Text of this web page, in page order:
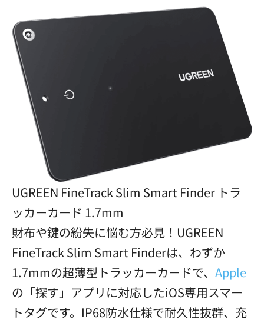
UGREEN FineTrack Slim Smart Finder トラ
ッカーカード 1.7mm
財布や鍵の紛失に悩む方必見！UGREEN
FineTrack Slim Smart Finderは、わずか
1.7mmの超薄型トラッカーカードで、 Apple
の「探す」アプリに対応したiOS専用スマー
トタグです。IP68防水仕様で耐久性抜群、充